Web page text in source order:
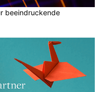
beeindruckende